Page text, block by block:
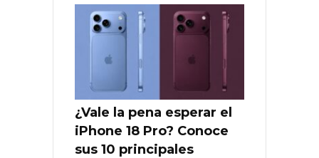
¿Vale la pena esperar el
iPhone 18 Pro? Conoce
sus 10 principales